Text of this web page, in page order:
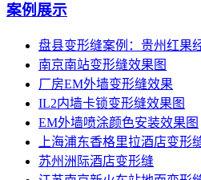
案例展示
盘县变形缝案例：贵州红果
南京南站变形缝效果图
厂房EM外墙变形缝效果
IL2内墙卡锁变形缝效果图
EM外墙喷涂颜色安装效果图
上海浦东香格里拉酒店变形
苏州洲际酒店变形缝